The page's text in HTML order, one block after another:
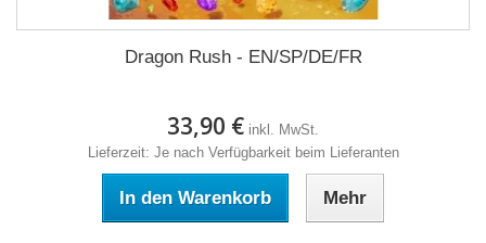
Dragon Rush - EN/SP/DE/FR
33,90 € inkl. MwSt.
Lieferzeit: Je nach Verfügbarkeit beim Lieferanten
In den Warenkorb Mehr